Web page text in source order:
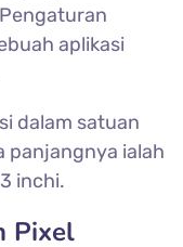
aplikasi
dalam satuan
panjangnya ialah
inchi.
Pixel